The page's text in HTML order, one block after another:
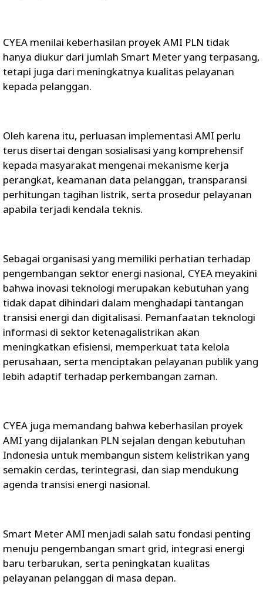
CYEA menilai keberhasilan proyek AMI PLN tidak
hanya diukur dari jumlah Smart Meter yang terpasang,
tetapi juga dari meningkatnya kualitas pelayanan
kepada pelanggan.
Oleh karena itu, perluasan implementasi AMI perlu
terus disertai dengan sosialisasi yang komprehensif
kepada masyarakat mengenai mekanisme kerja
perangkat, keamanan data pelanggan, transparansi
perhitungan tagihan listrik, serta prosedur pelayanan
apabila terjadi kendala teknis.
Sebagai organisasi yang memiliki perhatian terhadap
pengembangan sektor energi nasional, CYEA meyakini
bahwa inovasi teknologi merupakan kebutuhan yang
tidak dapat dihindari dalam menghadapi tantangan
transisi energi dan digitalisasi. Pemanfaatan teknologi
informasi di sektor ketenagalistrikan akan
meningkatkan efisiensi, memperkuat tata kelola
perusahaan, serta menciptakan pelayanan publik yang
lebih adaptif terhadap perkembangan zaman.
CYEA juga memandang bahwa keberhasilan proyek
AMI yang dijalankan PLN sejalan dengan kebutuhan
Indonesia untuk membangun sistem kelistrikan yang
semakin cerdas, terintegrasi, dan siap mendukung
agenda transisi energi nasional.
Smart Meter AMI menjadi salah satu fondasi penting
menuju pengembangan smart grid, integrasi energi
baru terbarukan, serta peningkatan kualitas
pelayanan pelanggan di masa depan.